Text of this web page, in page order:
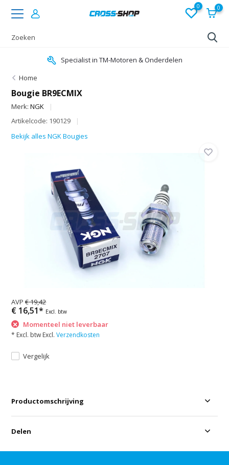
0 0
Specialist in TM-Motoren & Onderdelen
Home
Bougie BR9ECMIX
Merk:NGK
Artikelcode: 190129
Bekijk alles NGK Bougies
AVP€ 19,42
€ 16,51* Excl. btw
Momenteel niet leverbaar
* Excl. btw Excl.Verzendkosten
Vergelijk
Productomschrijving
Delen